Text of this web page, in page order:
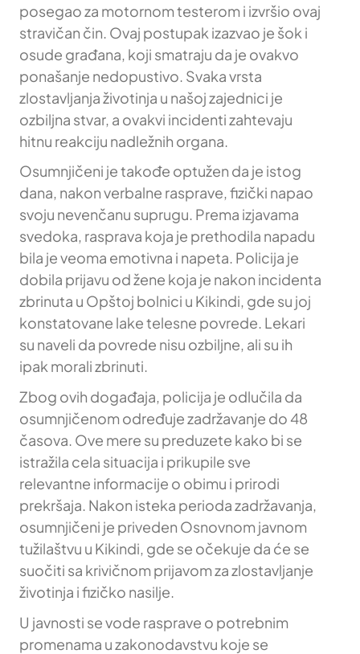
posegao za motornom testerom i izvršio ovaj
stravičan čin. Ovaj postupak izazvao je šok i
osude građana, koji smatraju da je ovakvo
ponašanje nedopustivo. Svaka vrsta
zlostavljanja životinja u našoj zajednici je
ozbiljna stvar, a ovakvi incidenti zahtevaju
hitnu reakciju nadležnih organa.
Osumnjičeni je takođe optužen da je istog
dana, nakon verbalne rasprave, fizički napao
svoju nevenčanu suprugu. Prema izjavama
svedoka, rasprava koja je prethodila napadu
bila je veoma emotivna i napeta. Policija je
dobila prijavu od žene koja je nakon incidenta
zbrinuta u Opštoj bolnici u Kikindi, gde su joj
konstatovane lake telesne povrede. Lekari
su naveli da povrede nisu ozbiljne, ali su ih
ipak morali zbrinuti.
Zbog ovih događaja, policija je odlučila da
osumnjičenom određuje zadržavanje do 48
časova. Ove mere su preduzete kako bi se
istražila cela situacija i prikupile sve
relevantne informacije o obimu i prirodi
prekršaja. Nakon isteka perioda zadržavanja,
osumnjičeni je priveden Osnovnom javnom
tužilaštvu u Kikindi, gde se očekuje da će se
suočiti sa krivičnom prijavom za zlostavljanje
životinja i fizičko nasilje.
U javnosti se vode rasprave o potrebnim
promenama u zakonodavstvu koje se